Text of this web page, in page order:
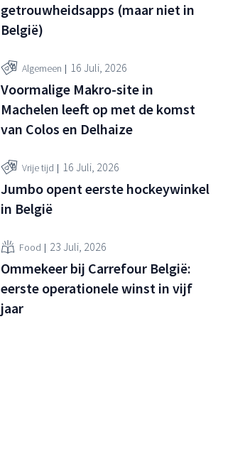
getrouwheidsapps (maar niet in
België)
Algemeen 16 Juli, 2026
Voormalige Makro-site in
Machelen leeft op met de komst
van Colos en Delhaize
Vrije tijd 16 Juli, 2026
Jumbo opent eerste hockeywinkel
in België
Food 23 Juli, 2026
Ommekeer bij Carrefour België:
eerste operationele winst in vijf
jaar